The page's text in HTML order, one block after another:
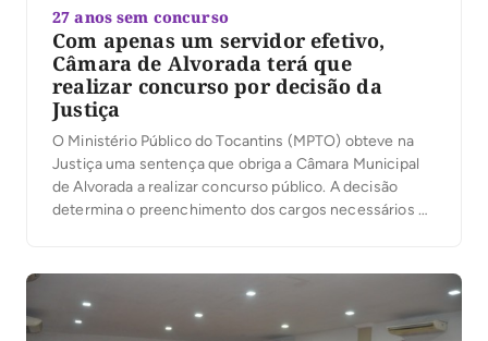
27 anos sem concurso
Com apenas um servidor efetivo,
Câmara de Alvorada terá que
realizar concurso por decisão da
Justiça
O Ministério Público do Tocantins (MPTO) obteve na
Justiça uma sentença que obriga a Câmara Municipal
de Alvorada a realizar concurso público. A decisão
determina o preenchimento dos cargos necessários ao
técnicas e operacionais, destinadas exclusivamente a
servidores efetivos. No processo, […]